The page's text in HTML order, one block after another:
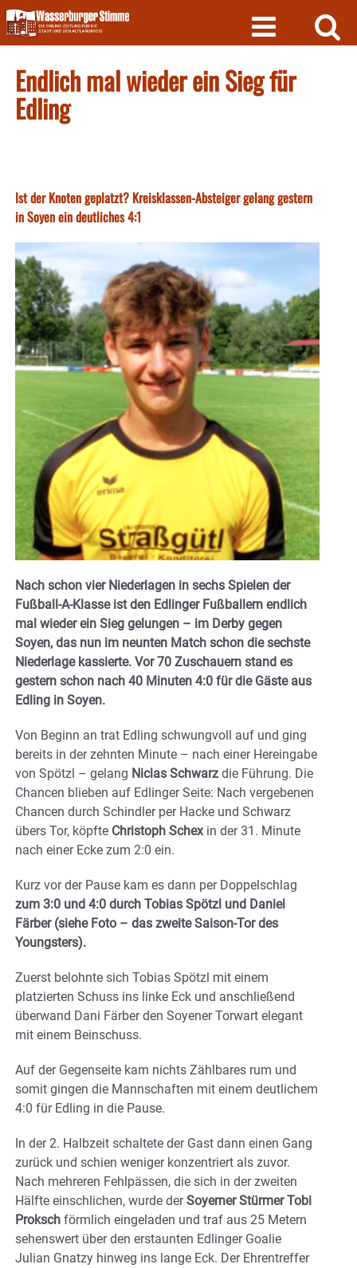
Skip
to
content
Endlich mal wieder ein Sieg für
Edling
Ist der Knoten geplatzt? Kreisklassen-Absteiger gelang gestern
in Soyen ein deutliches 4:1
Nach schon vier Niederlagen in sechs Spielen der
Fußball-A-Klasse ist den Edlinger Fußballern endlich
mal wieder ein Sieg gelungen – im Derby gegen
Soyen, das nun im neunten Match schon die sechste
Niederlage kassierte. Vor 70 Zuschauern stand es
gestern schon nach 40 Minuten 4:0 für die Gäste aus
Edling in Soyen.
Von Beginn an trat Edling schwungvoll auf und ging
bereits in der zehnten Minute – nach einer Hereingabe
von Spötzl – gelang Niclas Schwarz die Führung. Die
Chancen blieben auf Edlinger Seite: Nach vergebenen
Chancen durch Schindler per Hacke und Schwarz
übers Tor, köpfte Christoph Schexin der 31. Minute
nach einer Ecke zum 2:0 ein.
Kurz vor der Pause kam es dann per Doppelschlag
zum 3:0 und 4:0 durch Tobias Spötzl und Daniel
Färber (siehe Foto – das zweite Saison-Tor des
Youngsters).
Zuerst belohnte sich Tobias Spötzl mit einem
platzierten Schuss ins linke Eck und anschließend
überwand Dani Färber den Soyener Torwart elegant
mit einem Beinschuss.
Auf der Gegenseite kam nichts Zählbares rum und
somit gingen die Mannschaften mit einem deutlichem
4:0 für Edling in die Pause.
In der 2. Halbzeit schaltete der Gast dann einen Gang
zurück und schien weniger konzentriert als zuvor.
Nach mehreren Fehlpässen, die sich in der zweiten
Hälfte einschlichen, wurde derSoyerner Stürmer Tobi
Proksch förmlich eingeladen und traf aus 25 Metern
sehenswert über den erstaunten Edlinger Goalie
Julian Gnatzy hinweg ins lange Eck. Der Ehrentreffer